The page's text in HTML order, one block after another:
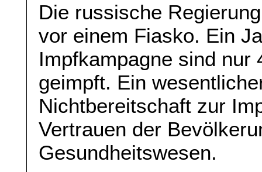
Die russische
vor einem Fiasko. Ein
Impfkampagne sind nur
geimpft. Ein
Nichtbereitschaft zur
Vertrauen der
Gesundheitswesen.